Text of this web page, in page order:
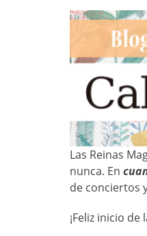
Las Reinas
nunca. En
de conciertos
¡Feliz inicio de